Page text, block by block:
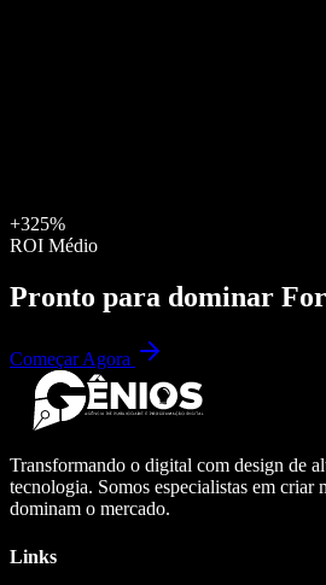
+325%
ROI Médio
Pronto para dominar
Começar Agora
Transformando o digital com design de
tecnologia. Somos especialistas em criar
dominam o mercado.
Links